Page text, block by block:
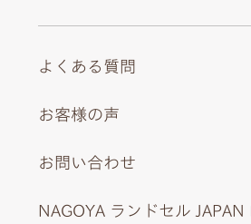
よくある質問
お客様の声
お問い合わせ
NAGOYA ランドセル JAPAN